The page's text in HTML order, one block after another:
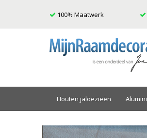
100% Maatwerk
Houten jaloezieën